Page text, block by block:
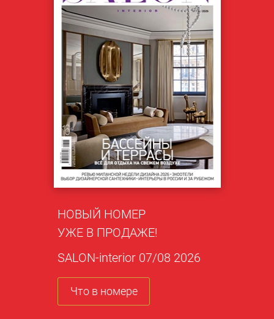
НОВЫЙ НОМЕР
УЖЕ В ПРОДАЖЕ!
SALON-interior 07/08 2026
Что в номере